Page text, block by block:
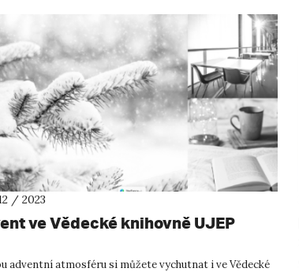
/ 2023
ve Vědecké knihovně UJEP
adventní atmosféru si můžete vychutnat i ve Vědecké